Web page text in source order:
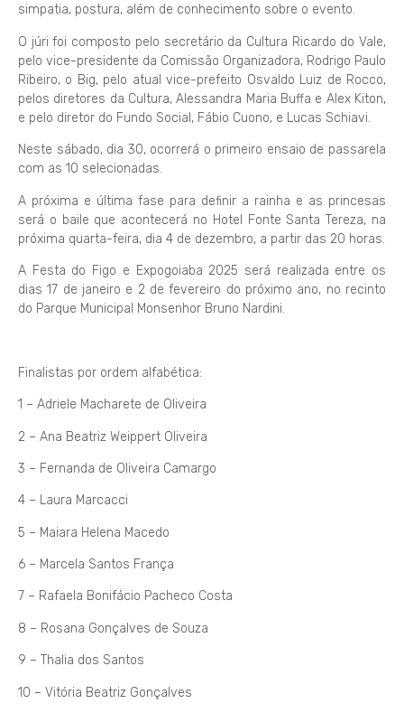
simpatia, postura, além de conhecimento sobre o evento.
O júri foi composto pelo secretário da Cultura Ricardo do Vale,
pelo vice-presidente da Comissão Organizadora, Rodrigo Paulo
Ribeiro, o Big, pelo atual vice-prefeito Osvaldo Luiz de Rocco,
pelos diretores da Cultura, Alessandra Maria Buffa e Alex Kiton,
e pelo diretor do Fundo Social, Fábio Cuono, e Lucas Schiavi.
Neste sábado, dia 30, ocorrerá o primeiro ensaio de passarela
com as 10 selecionadas.
A próxima e última fase para definir a rainha e as princesas
será o baile que acontecerá no Hotel Fonte Santa Tereza, na
próxima quarta-feira, dia 4 de dezembro, a partir das 20 horas.
A Festa do Figo e Expogoiaba 2025 será realizada entre os
dias 17 de janeiro e 2 de fevereiro do próximo ano, no recinto
do Parque Municipal Monsenhor Bruno Nardini.
Finalistas por ordem alfabética:
1 – Adriele Macharete de Oliveira
2 – Ana Beatriz Weippert Oliveira
3 – Fernanda de Oliveira Camargo
4 – Laura Marcacci
5 – Maiara Helena Macedo
6 – Marcela Santos França
7 – Rafaela Bonifácio Pacheco Costa
8 – Rosana Gonçalves de Souza
9 – Thalia dos Santos
10 – Vitória Beatriz Gonçalves